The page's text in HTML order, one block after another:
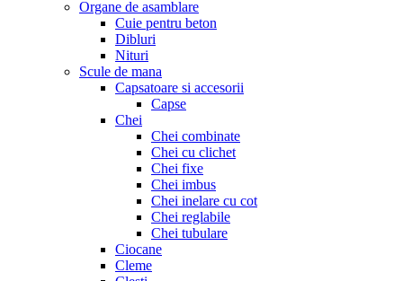
Organe de asamblare
Cuie pentru beton
Dibluri
Nituri
Scule de mana
Capsatoare si accesorii
Capse
Chei
Chei combinate
Chei cu clichet
Chei fixe
Chei imbus
Chei inelare cu cot
Chei reglabile
Chei tubulare
Ciocane
Cleme